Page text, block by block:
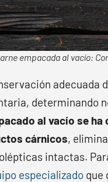
empacada al vacío:
adecuada
determinando
al vacío se
cárnicos,
intactas.
especializado que